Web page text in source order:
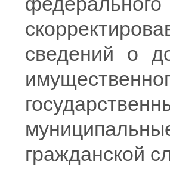
сведений о
гражданской